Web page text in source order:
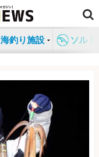
海釣り施設 ソル